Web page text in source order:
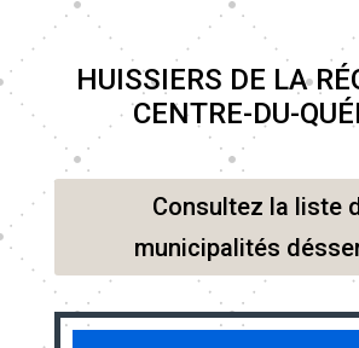
HUISSIERS DE LA
CENTRE-DU-
Consultez la liste
municipalités